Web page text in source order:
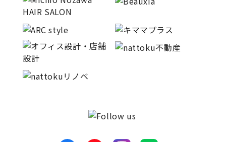
お知らせ 土地情報
近日分譲予定情報